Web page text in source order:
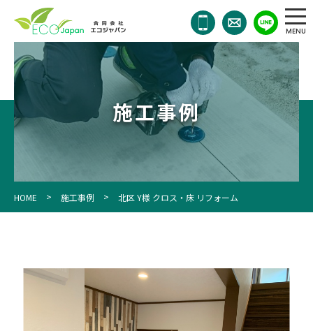
011-
768-
7911
OPEN
10:00
／
CLOSE
18:00
施工事例
HOME > 施工事例 > 北区 Y様 クロス・床 リフォーム